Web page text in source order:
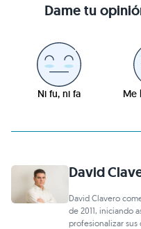
Dame tu
Ni fu, ni fa Me
David
David Clavero
de 2011, iniciando
profesionalizar sus